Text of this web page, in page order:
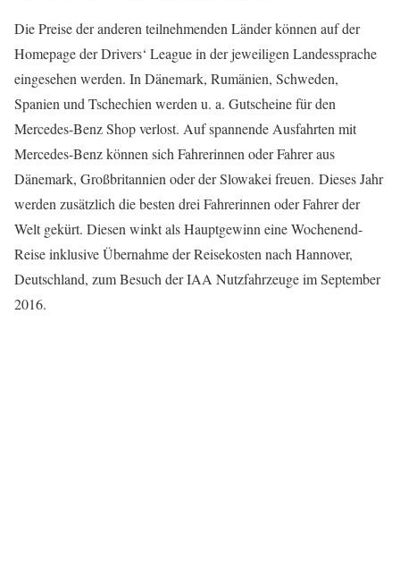
Die Preise der anderen teilnehmenden Länder können auf der
Homepage der Drivers‘ League in der jeweiligen Landessprache
eingesehen werden. In Dänemark, Rumänien, Schweden,
Spanien und Tschechien werden u. a. Gutscheine für den
Mercedes-Benz Shop verlost. Auf spannende Ausfahrten mit
Mercedes-Benz können sich Fahrerinnen oder Fahrer aus
Dänemark, Großbritannien oder der Slowakei freuen. Dieses Jahr
werden zusätzlich die besten drei Fahrerinnen oder Fahrer der
Welt gekürt. Diesen winkt als Hauptgewinn eine Wochenend-
Reise inklusive Übernahme der Reisekosten nach Hannover,
Deutschland, zum Besuch der IAA Nutzfahrzeuge im September
2016.